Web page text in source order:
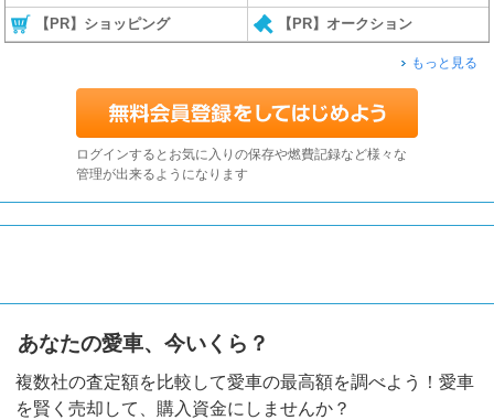
【PR】ショッピング 【PR】オークション
もっと見る
ログインするとお気に入りの保存や燃費記録など様々な
管理が出来るようになります
あなたの愛車、今いくら？
複数社の査定額を比較して愛車の最高額を調べよう！愛車
を賢く売却して、購入資金にしませんか？